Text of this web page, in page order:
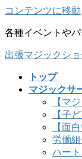
コンテンツに移動
各種イベントや
出張マジックシ
トップ
マジックサ
【マ
【子
【面
労働
ハー